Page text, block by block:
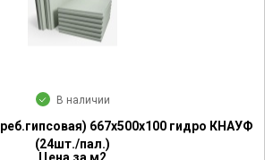
В наличии
667х500х100 гидро КНАУФ
(24шт./пал.)